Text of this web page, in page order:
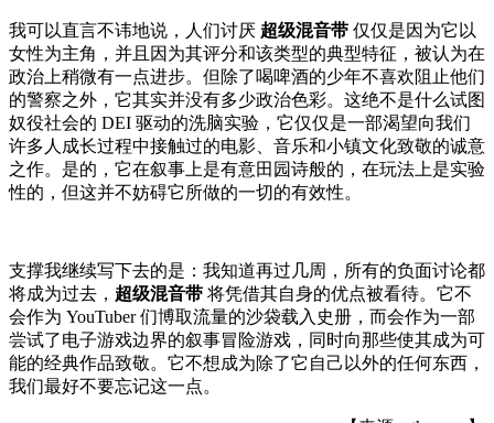
我可以直言不讳地说，人们讨厌 超级混音带 仅仅是因为它以
女性为主角，并且因为其评分和该类型的典型特征，被认为在
政治上稍微有一点进步。但除了喝啤酒的少年不喜欢阻止他们
的警察之外，它其实并没有多少政治色彩。这绝不是什么试图
奴役社会的 DEI 驱动的洗脑实验，它仅仅是一部渴望向我们
许多人成长过程中接触过的电影、音乐和小镇文化致敬的诚意
之作。是的，它在叙事上是有意田园诗般的，在玩法上是实验
性的，但这并不妨碍它所做的一切的有效性。
支撑我继续写下去的是：我知道再过几周，所有的负面讨论都
将成为过去， 超级混音带 将凭借其自身的优点被看待。它不
会作为 YouTuber 们博取流量的沙袋载入史册，而会作为一部
尝试了电子游戏边界的叙事冒险游戏，同时向那些使其成为可
能的经典作品致敬。它不想成为除了它自己以外的任何东西，
我们最好不要忘记这一点。